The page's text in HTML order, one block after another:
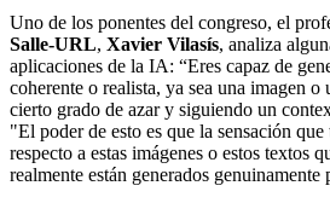
Uno de los ponentes del congreso, el
Salle-URL, Xavier Vilasís, analiza
aplicaciones de la IA: “Eres capaz de
coherente o realista, ya sea una imagen
cierto grado de azar y siguiendo un
"El poder de esto es que la sensación
respecto a estas imágenes o estos textos
realmente están generados genuinamente